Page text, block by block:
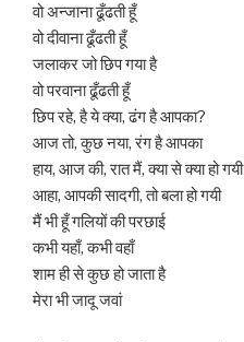
वो अन्जाना ढूँढती हूँ
वो दीवाना ढूँढती हूँ
जलाकर जो छिप गया है
वो परवाना ढूँढती हूँ
छिप रहे, है ये क्या, ढंग है आपका?
आज तो, कुछ नया, रंग है आपका
हाय, आज की, रात मैं, क्या से क्या हो गयी
आहा, आपकी सादगी, तो बला हो गयी
मैं भी हूँ गलियों की परछाई
कभी यहाँ, कभी वहाँ
शाम ही से कुछ हो जाता है
मेरा भी जादू जवां